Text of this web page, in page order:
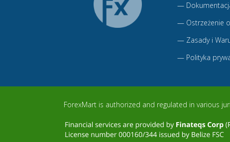
—
— Ostrzeżenie
— Zasady i
— Polityka
ForexMart is authorized and regulated in various